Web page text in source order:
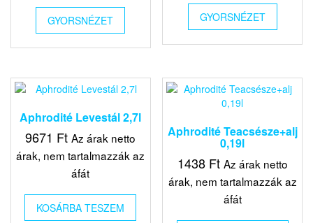
GYORSNÉZET GYORSNÉZET
Aphrodité Levestál 2,7l
9671 Ft Az árak netto
árak, nem tartalmazzák az
áfát
KOSÁRBA TESZEM
Aphrodité Teacsésze+alj
0,19l
1438 Ft Az árak netto
árak, nem tartalmazzák az
áfát